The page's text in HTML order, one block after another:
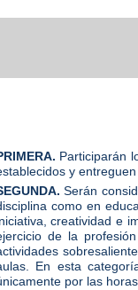
Participarán
y
Serán
como en
creatividad e
de la
En esta
por las